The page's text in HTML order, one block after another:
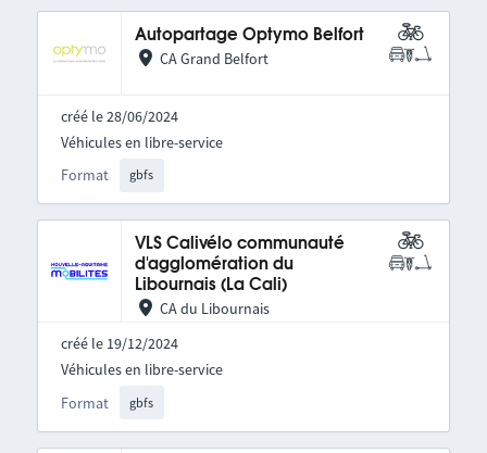
Autopartage Optymo Belfort
CA Grand Belfort
créé le 28/06/2024
Format gbfs
Véhicules en libre-service
VLS Calivélo communauté
d'agglomération du
Libournais (La Cali)
CA du Libournais
créé le 19/12/2024
Format gbfs
Véhicules en libre-service